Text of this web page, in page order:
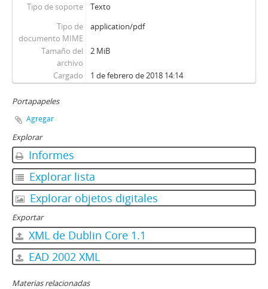
Tipo de soporte
Texto
Tipo de
documento MIME
application/pdf
Tamaño del
archivo
2 MiB
Cargado 1 de febrero de 2018 14:14
Portapapeles
Agregar
Explorar
Informes
Explorar lista
Explorar objetos digitales
Exportar
XML de Dublin Core 1.1
EAD 2002 XML
Materias relacionadas